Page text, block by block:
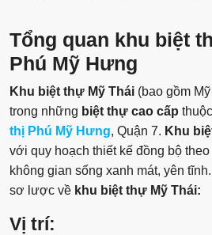
Tổng quan khu biệt
Phú Mỹ Hưng
Khu biệt thự Mỹ Thái (bao gồm
trong những biệt thự cao cấp
thị Phú Mỹ Hưng, Quận 7. Khu
với quy hoạch thiết kế đồng bộ
không gian sống xanh mát, yên
sơ lược về khu biệt thự Mỹ Thái:
Vị trí: